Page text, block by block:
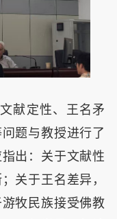
献定性、王名矛
题与教授进行了
出：关于文献性
关于王名差异，
牧民族接受佛教